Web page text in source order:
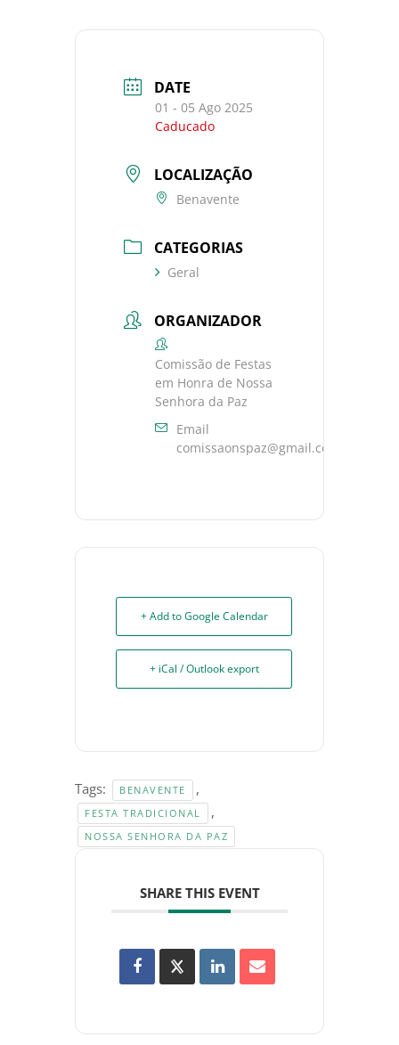
DATE
01 - 05 Ago 2025
Caducado
LOCALIZAÇÃO
Benavente
CATEGORIAS
Geral
ORGANIZADOR
Comissão de Festas
em Honra de Nossa
Senhora da Paz
Email
comissaonspaz@gmail.com
+ Add to Google Calendar
+ iCal / Outlook export
Tags: BENAVENTE ,
FESTA TRADICIONAL ,
NOSSA SENHORA DA PAZ
SHARE THIS EVENT